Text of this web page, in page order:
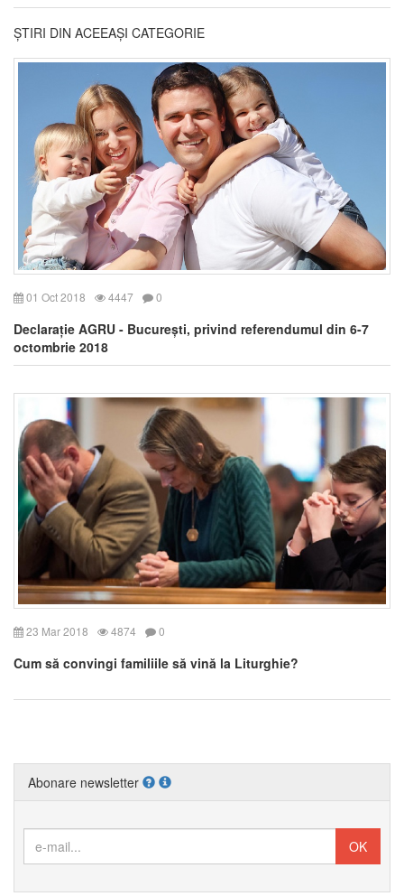
ȘTIRI DIN ACEEAȘI CATEGORIE
01 Oct 2018 4447 0
Declarație AGRU - București, privind referendumul din 6-7
octombrie 2018
23 Mar 2018 4874 0
Cum să convingi familiile să vină la Liturghie?
Abonare newsletter